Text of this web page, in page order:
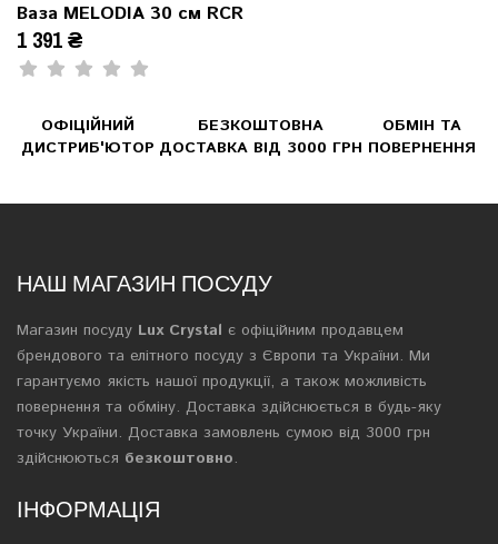
Ваза MELODIA 30 см RCR
1 391 ₴
ОФІЦІЙНИЙ
ДИСТРИБ'ЮТОР
БЕЗКОШТОВНА
ДОСТАВКА ВІД 3000 ГРН
ОБМІН ТА
ПОВЕРНЕННЯ
НАШ МАГАЗИН ПОСУДУ
Магазин посуду Lux Crystal є офіційним продавцем
брендового та елітного посуду з Європи та України. Ми
гарантуємо якість нашої продукції, а також можливість
повернення та обміну. Доставка здійснюється в будь-яку
точку України. Доставка замовлень сумою від 3000 грн
здійснюються безкоштовно.
ІНФОРМАЦІЯ